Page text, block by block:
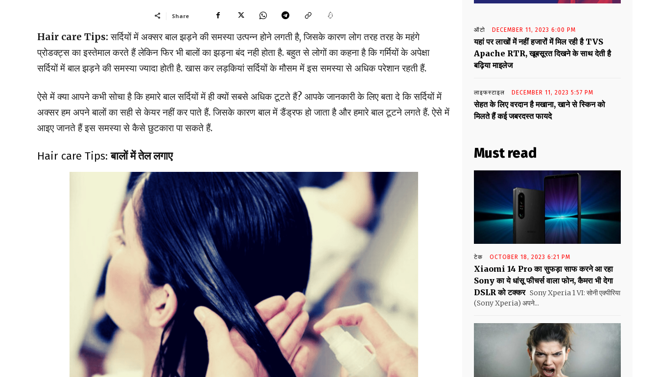
Share
Hair care Tips:सर्दियों में अक्सर बाल झड़ने की समस्या उत्पन्न होने लगती है, जिसके कारण लोग तरह तरह के महंगे
प्रोडक्ट्स का इस्तेमाल करते हैं लेकिन फिर भी बालों का झड़ना बंद नही होता है. बहुत से लोगों का कहना है कि गर्मियों के अपेक्षा
सर्दियों में बाल झड़ने की समस्या ज्यादा होती है. खास कर लड़कियां सर्दियों के मौसम में इस समस्या से अधिक परेशान रहती हैं.
ऐसे में क्या आपने कभी सोचा है कि हमारे बाल सर्दियों में ही क्यों सबसे अधिक टूटते हैं? आपके जानकारी के लिए बता दे कि सर्दियों में
अक्सर हम अपने बालों का सही से केयर नहीं कर पाते हैं. जिसके कारण बाल में डैंड्रफ हो जाता है और हमारे बाल टूटने लगते हैं. ऐसे में
आइए जानते हैं इस समस्या से कैसे छुटकारा पा सकते हैं.
Hair care Tips:बालों में तेल लगाए
ऑटो DECEMBER 11, 2023 6:00 PM
यहां पर लाखों में नहीं हजारों में मिल रही है TVS
Apache RTR, खूबसूरत दिखने के साथ देती है
बढ़िया माइलेज
लाइफस्टाइल DECEMBER 11, 2023 5:57 PM
सेहत के लिए वरदान है मखाना, खाने से स्किन को
मिलते हैं कई जबरदस्त फायदे
Must read
टेक OCTOBER 18, 2023 6:21 PM
Xiaomi 14 Pro का सुफड़ा साफ करने आ रहा
Sony का ये धांसू फीचर्स वाला फोन, कैमरा भी देगा
DSLR को टक्कर Sony Xperia 1 VI: सोनी एक्पीरिया
(Sony Xperia) अपने...